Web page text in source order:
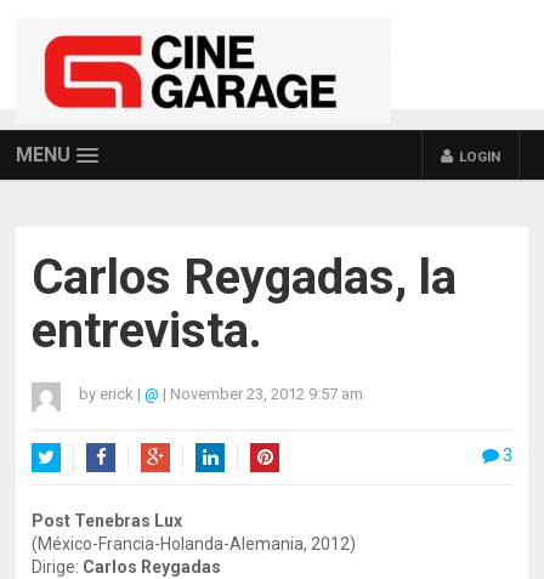
MENU LOGIN
Carlos Reygadas, la
entrevista.
by erick | @ | November 23, 2012 9:57 am
3
Post Tenebras Lux
(México-Francia-Holanda-Alemania, 2012)
Dirige: Carlos Reygadas